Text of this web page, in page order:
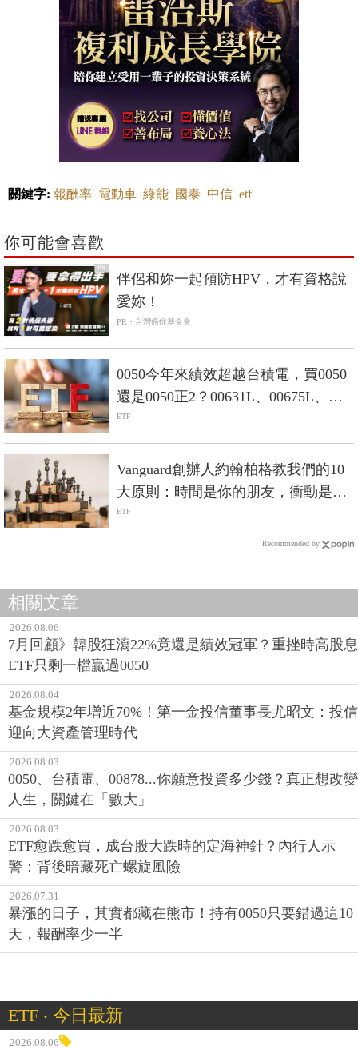
關鍵字: 報酬率 電動車 綠能 國泰 中信 etf
你可能會喜歡
PR
伴侶和妳一起預防HPV，才有資格說
愛妳！
PR・台灣癌症基金會
0050今年來績效超越台積電，買0050
還是0050正2？00631L、00675L、
00685L差在哪？
ETF
Vanguard創辦人約翰柏格教我們的10
大原則：時間是你的朋友，衝動是你
的敵人
ETF
Recommended by
相關文章
2026.08.06
7月回顧》韓股狂瀉22%竟還是績效冠軍？重挫時高股息
ETF只剩一檔贏過0050
2026.08.04
基金規模2年增近70%！第一金投信董事長尤昭文：投信
迎向大資產管理時代
2026.08.03
0050、台積電、00878...你願意投資多少錢？真正想改變
人生，關鍵在「數大」
2026.08.03
ETF愈跌愈買，成台股大跌時的定海神針？內行人示
警：背後暗藏死亡螺旋風險
2026.07.31
暴漲的日子，其實都藏在熊市！持有0050只要錯過這10
天，報酬率少一半
ETF ‧ 今日最新
2026.08.06